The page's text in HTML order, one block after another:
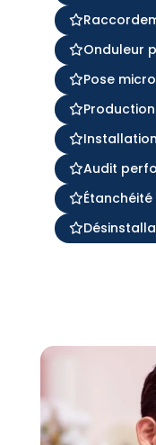
Onduleur
Pose
Audit